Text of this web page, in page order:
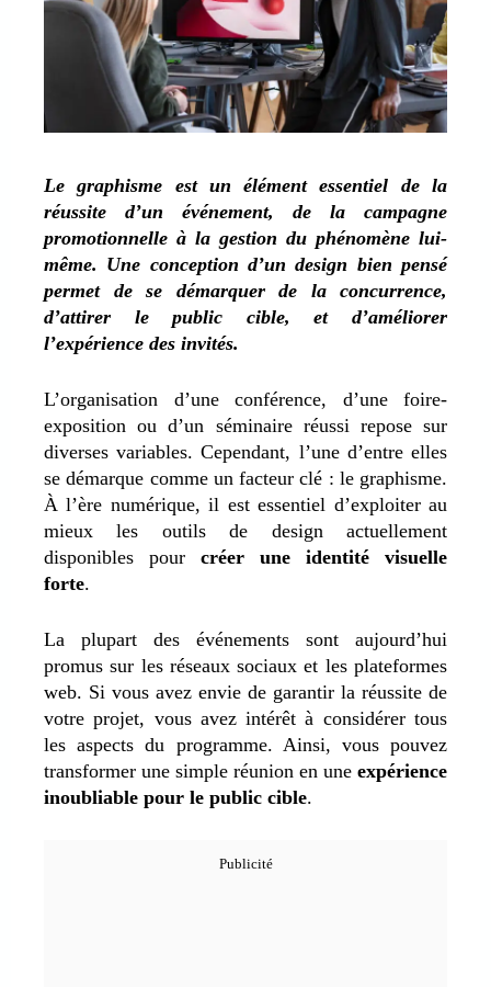
Le graphisme est un élément essentiel de la
réussite d’un événement, de la campagne
promotionnelle à la gestion du phénomène lui-
même. Une conception d’un design bien pensé
permet de se démarquer de la concurrence,
d’attirer le public cible, et d’améliorer
l’expérience des invités.
L’organisation d’une conférence, d’une foire-
exposition ou d’un séminaire réussi repose sur
diverses variables. Cependant, l’une d’entre elles
se démarque comme un facteur clé : le graphisme.
À l’ère numérique, il est essentiel d’exploiter au
mieux les outils de design actuellement
disponibles pour créer une identité visuelle
forte.
La plupart des événements sont aujourd’hui
promus sur les réseaux sociaux et les plateformes
web. Si vous avez envie de garantir la réussite de
votre projet, vous avez intérêt à considérer tous
les aspects du programme. Ainsi, vous pouvez
transformer une simple réunion en une expérience
inoubliable pour le public cible.